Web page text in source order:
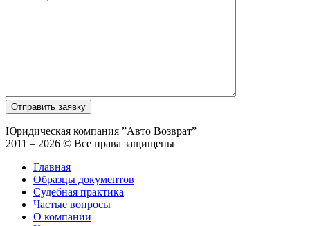
Юридическая компания ”Авто Возврат”
2011 – 2026 © Все права защищены
Главная
Образцы документов
Судебная практика
Частые вопросы
О компании